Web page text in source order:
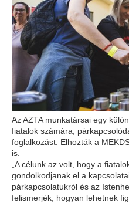
Az AZTA munkatársai egy
fiatalok számára,
foglalkozást. Elhozták a
is.
„A célunk az volt, hogy a
gondolkodjanak el a
párkapcsolatukról és az
felismerjék, hogyan lehetnek